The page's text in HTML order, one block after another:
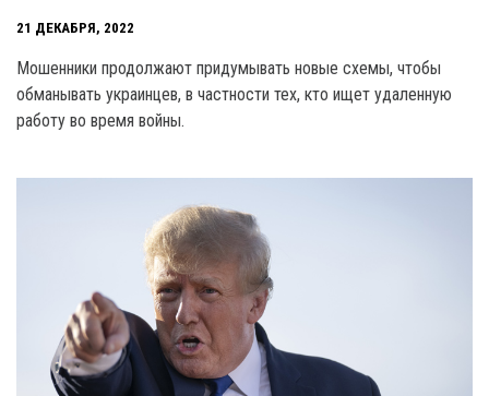
21 ДЕКАБРЯ, 2022
Мошенники продолжают придумывать новые схемы, чтобы
обманывать украинцев, в частности тех, кто ищет удаленную
работу во время войны.